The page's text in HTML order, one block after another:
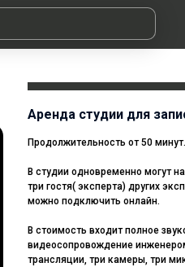
Аренда студии для
Продолжительность от 50 минут.
В студии одновременно могут
три гостя( эксперта) других
можно подключить онлайн.
В стоимость входит полное
видеосопровождение
трансляции, три камеры, три